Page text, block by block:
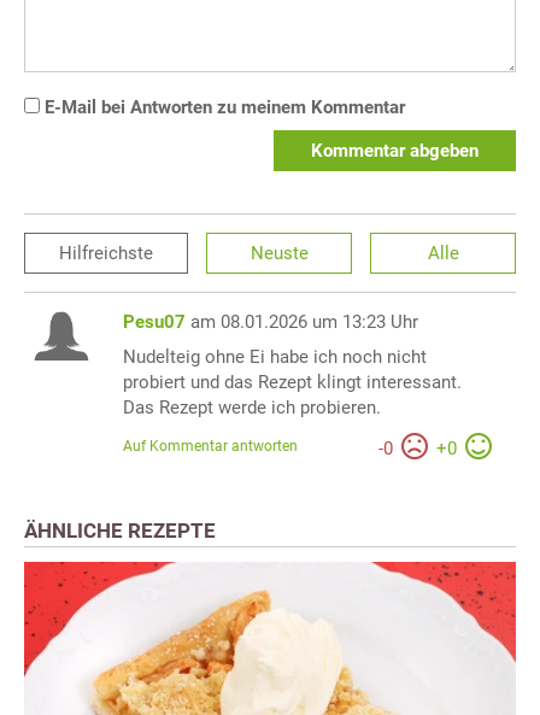
E-Mail bei Antworten zu meinem Kommentar
Kommentar abgeben
Hilfreichste Neuste Alle
Pesu07 am 08.01.2026 um 13:23 Uhr
Nudelteig ohne Ei habe ich noch nicht
probiert und das Rezept klingt interessant.
Das Rezept werde ich probieren.
-0 +0
Auf Kommentar antworten
ÄHNLICHE REZEPTE